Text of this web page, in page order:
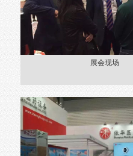
做好卧式静态好色先生APP苹果版器常态化养护工作是稳定好色先生APP苹果版成品品质的关键
展会现场